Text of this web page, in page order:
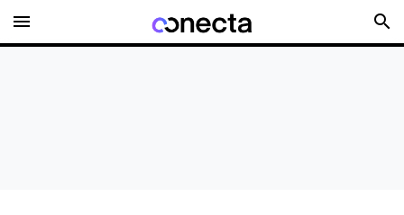
menu search